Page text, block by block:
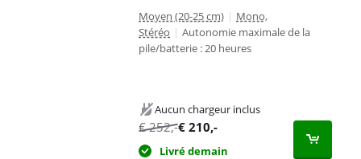
Moyen (20-25 cm) | Mono,
Stéréo | Autonomie maximale de la
pile/batterie : 20 heures
Aucun chargeur inclus
€252,-€ 210,-
Livré demain